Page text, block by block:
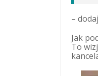
–
Jak
To